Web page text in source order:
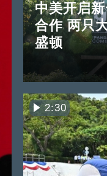
中美开启
合作 两只
盛顿
2:30